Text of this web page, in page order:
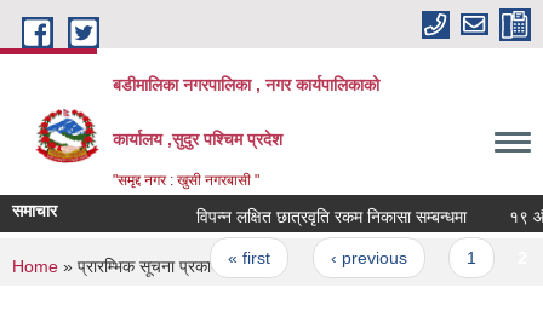
Skip to main content
बडीमालिका नगरपालिका , नगर कार्यपालिकाको
कार्यालय ,सुदुर पश्चिम प्रदेश
"समृद्द नगर : खुसी नगरबासी "
समाचार विपन्न लक्षित छात्रवृति रकम निकासा सम्बन्धमा १९ औ
Pages
« first ‹ previous
You are here
Home » प्रारम्भिक सूचना प्रकाशन